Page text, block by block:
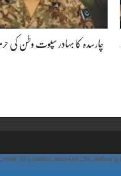
چارسدہ کا بہادر سپوت وطن کی